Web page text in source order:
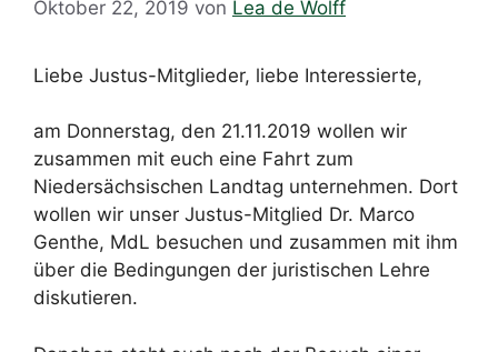
Oktober 22, 2019 von Lea de Wolff
Liebe Justus-Mitglieder, liebe Interessierte,
am Donnerstag, den 21.11.2019 wollen wir
zusammen mit euch eine Fahrt zum
Niedersächsischen Landtag unternehmen. Dort
wollen wir unser Justus-Mitglied Dr. Marco
Genthe, MdL besuchen und zusammen mit ihm
über die Bedingungen der juristischen Lehre
diskutieren.